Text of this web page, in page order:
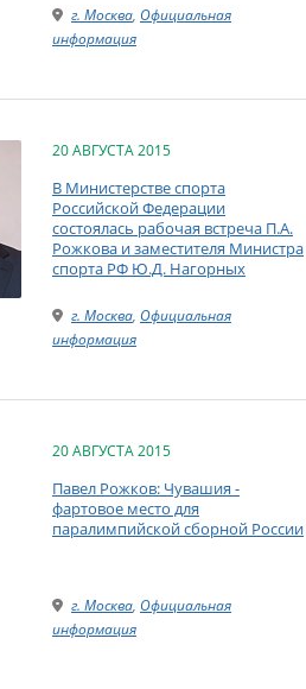
г. Москва, Официальная
информация
20 АВГУСТА 2015
В Министерстве спорта
Российской Федерации
состоялась рабочая встреча П.А.
Рожкова и заместителя Министра
спорта РФ Ю.Д. Нагорных
г. Москва, Официальная
информация
20 АВГУСТА 2015
Павел Рожков: Чувашия -
фартовое место для
паралимпийской сборной России
г. Москва, Официальная
информация